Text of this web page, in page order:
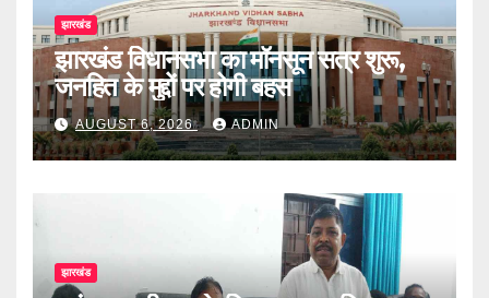
झारखंड
झारखंड विधानसभा का मॉनसून सत्र शुरू,
जनहित के मुद्दों पर होगी बहस
AUGUST 6, 2026 ADMIN
झारखंड